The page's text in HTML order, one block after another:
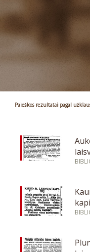
Paieškos rezultatai pagal